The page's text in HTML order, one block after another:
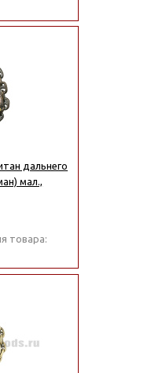
дальнего
мал.,
товара: